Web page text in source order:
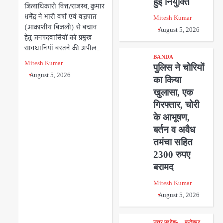
जिलाधिकारी वित्त/राजस्व, कुमार
धर्मेंद्र ने भारी वर्षा एवं वज्रपात
(आकाशीय बिजली) से बचाव
हेतु जनपदवासियों को प्रमुख
सावधानियाँ बरतने की अपील…
Mitesh Kumar
August 5, 2026
Mitesh Kumar
August 5, 2026
BANDA
पुलिस ने चोरियों
का किया
खुलासा, एक
गिरफ्तार, चोरी
के आभूषण,
बर्तन व अवैध
तमंचा सहित
2300 रुपए
बरामद
Mitesh Kumar
August 5, 2026